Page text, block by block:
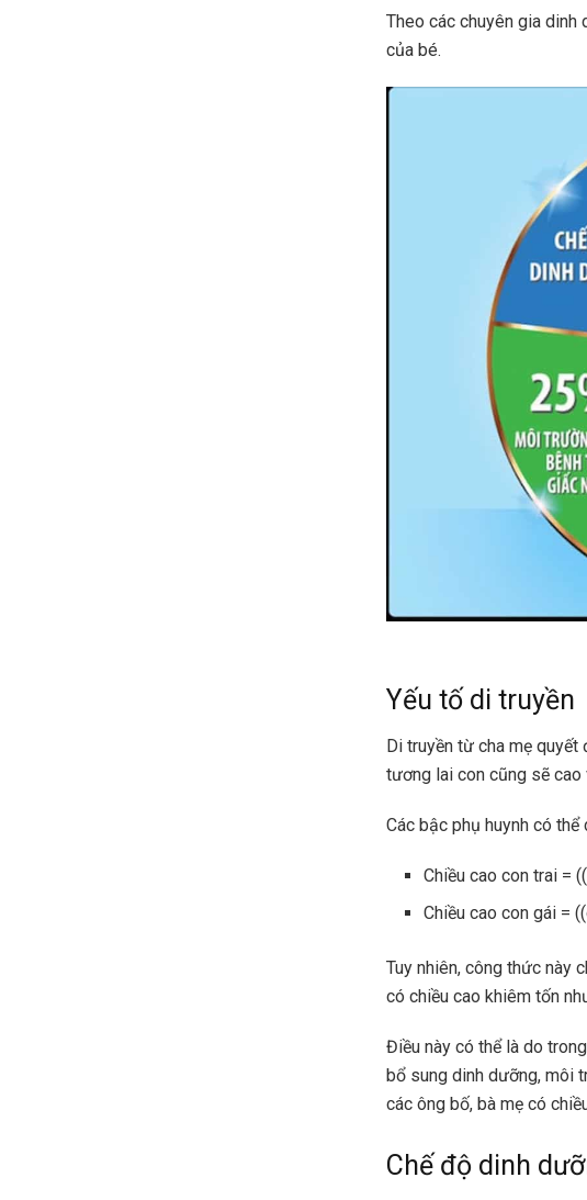
Theo các chuyên gia
của bé.
Yếu tố di truyền
Di truyền từ cha mẹ
tương lai con cũng sẽ cao
Các bậc phụ huynh có
Chiều cao con trai =
Chiều cao con gái =
Tuy nhiên, công thức này
có chiều cao khiêm tốn
Điều này có thể là do
bổ sung dinh dưỡng, môi
các ông bố, bà mẹ có
Chế độ dinh